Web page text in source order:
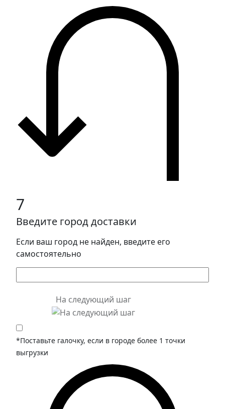
7
Введите город доставки
Если ваш город не найден, введите его
самостоятельно
На следующий шаг
*Поставьте галочку, если в городе более 1 точки
выгрузки